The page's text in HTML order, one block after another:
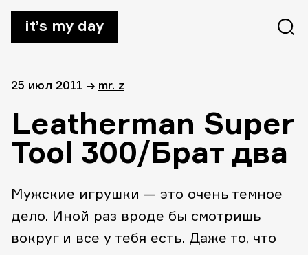
it’s my day
25 июл 2011 → mr. z
Leatherman Super
Tool 300/Брат два
Мужские игрушки — это очень темное
дело. Иной раз вроде бы смотришь
вокруг и все у тебя есть. Даже то, что